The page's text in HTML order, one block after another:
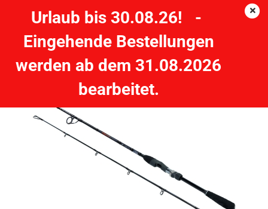
Urlaub bis 30.08.26! -
Eingehende Bestellungen
werden ab dem 31.08.2026
bearbeitet.
JENZI Spirit SP 15-45 g - 1,85m